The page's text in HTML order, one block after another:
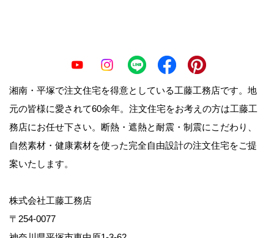
湘南・平塚で注文住宅を得意としている工藤工務店です。地
元の皆様に愛されて60余年。注文住宅をお考えの方は工藤工
務店にお任せ下さい。断熱・遮熱と耐震・制震にこだわり、
自然素材・健康素材を使った完全自由設計の注文住宅をご提
案いたします。
株式会社工藤工務店
〒254-0077